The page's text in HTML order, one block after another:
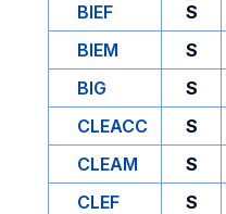
BIEF S
BIEM
S
BIG
S
CLEACC
S
CLEAM
S
CLEF
S